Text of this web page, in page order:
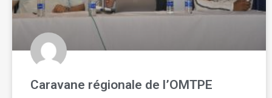
Caravane régionale de l’OMTPE